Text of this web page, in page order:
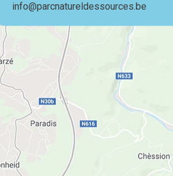
info@parcnatureldessources.be